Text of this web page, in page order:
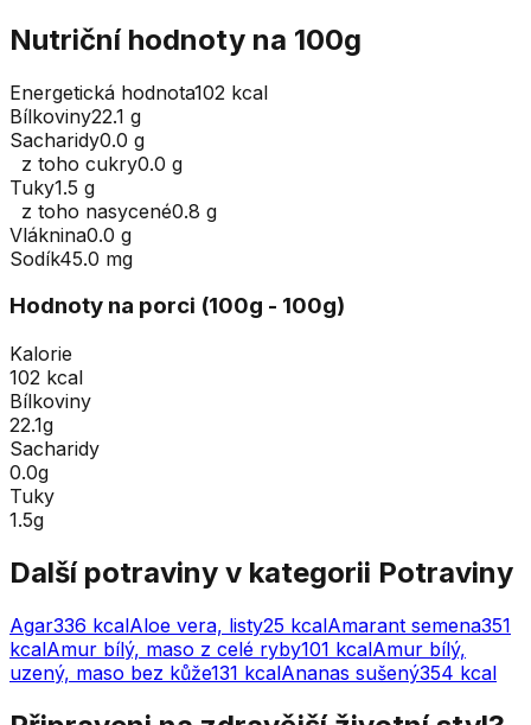
Nutriční hodnoty na 100g
Energetická hodnota102 kcal
Bílkoviny22.1 g
Sacharidy0.0 g
z toho cukry0.0 g
Tuky1.5 g
z toho nasycené0.8 g
Vláknina0.0 g
Sodík45.0 mg
Hodnoty na porci (100g - 100g)
Kalorie
102 kcal
Bílkoviny
22.1g
Sacharidy
0.0g
Tuky
1.5g
Další potraviny v kategorii Potraviny
Agar336 kcalAloe vera, listy25 kcalAmarant semena351
kcalAmur bílý, maso z celé ryby101 kcalAmur bílý,
uzený, maso bez kůže131 kcalAnanas sušený354 kcal